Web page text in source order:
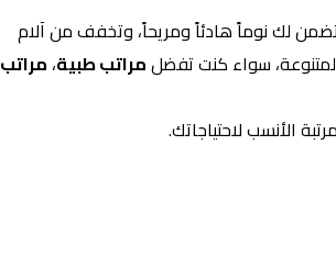
لك نوماً هادئاً ومريحاً، وتخفف من آلام
سواء كنت تفضلمراتب طبية، مراتب
الأنسب لاحتياجاتك.